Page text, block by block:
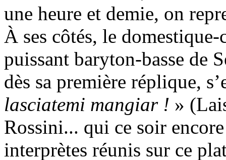
une heure et demie, on
À ses côtés, le
puissant baryton-basse de
dès sa première réplique,
lasciatemi mangiar ! »
Rossini... qui ce soir
interprètes réunis sur ce